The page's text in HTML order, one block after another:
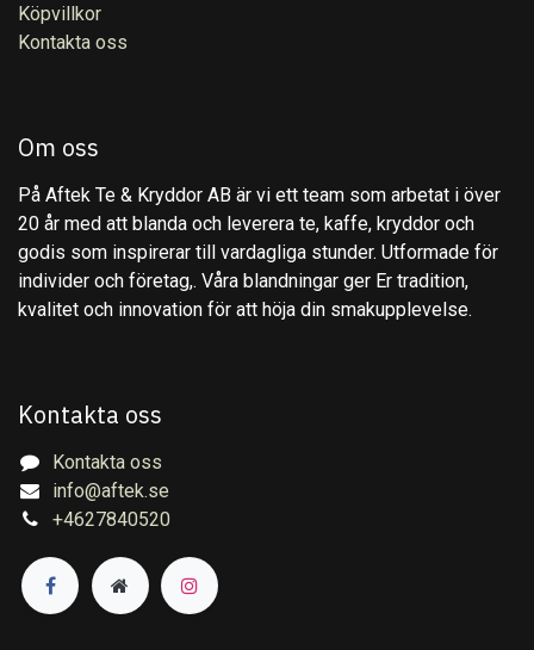
Köpvillkor
Kontakta oss
Om oss
På Aftek Te & Kryddor AB är vi ett team som arbetat i över
20 år med att blanda och leverera te, kaffe, kryddor och
godis som inspirerar till vardagliga stunder. Utformade för
individer och företag,. Våra blandningar ger Er tradition,
kvalitet och innovation för att höja din smakupplevelse.
Kontakta oss
Kontakta oss
info@aftek.se
+4627840520